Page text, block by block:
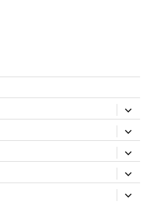
ouvrir
le
sous-
menu
ouvrir
sous-
menu
ouvrir
sous-
menu
ouvrir
sous-
menu
ouvrir